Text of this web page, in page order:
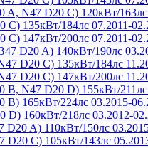
A, N47 D20 C) 120кВт/
C) 135кВт/184лс 07.2011-
C) 147кВт/200лс 07.2011-
D20 A) 140кВт/190лс
D20 C) 135кВт/184лс
D20 C) 147кВт/200лс
B, N47 D20 D) 155кВт/
B) 165кВт/224лс 03.2015-
D) 160кВт/218лс 03.2012-
D20 A) 110кВт/150лс
D20 C) 105кВт/143лс